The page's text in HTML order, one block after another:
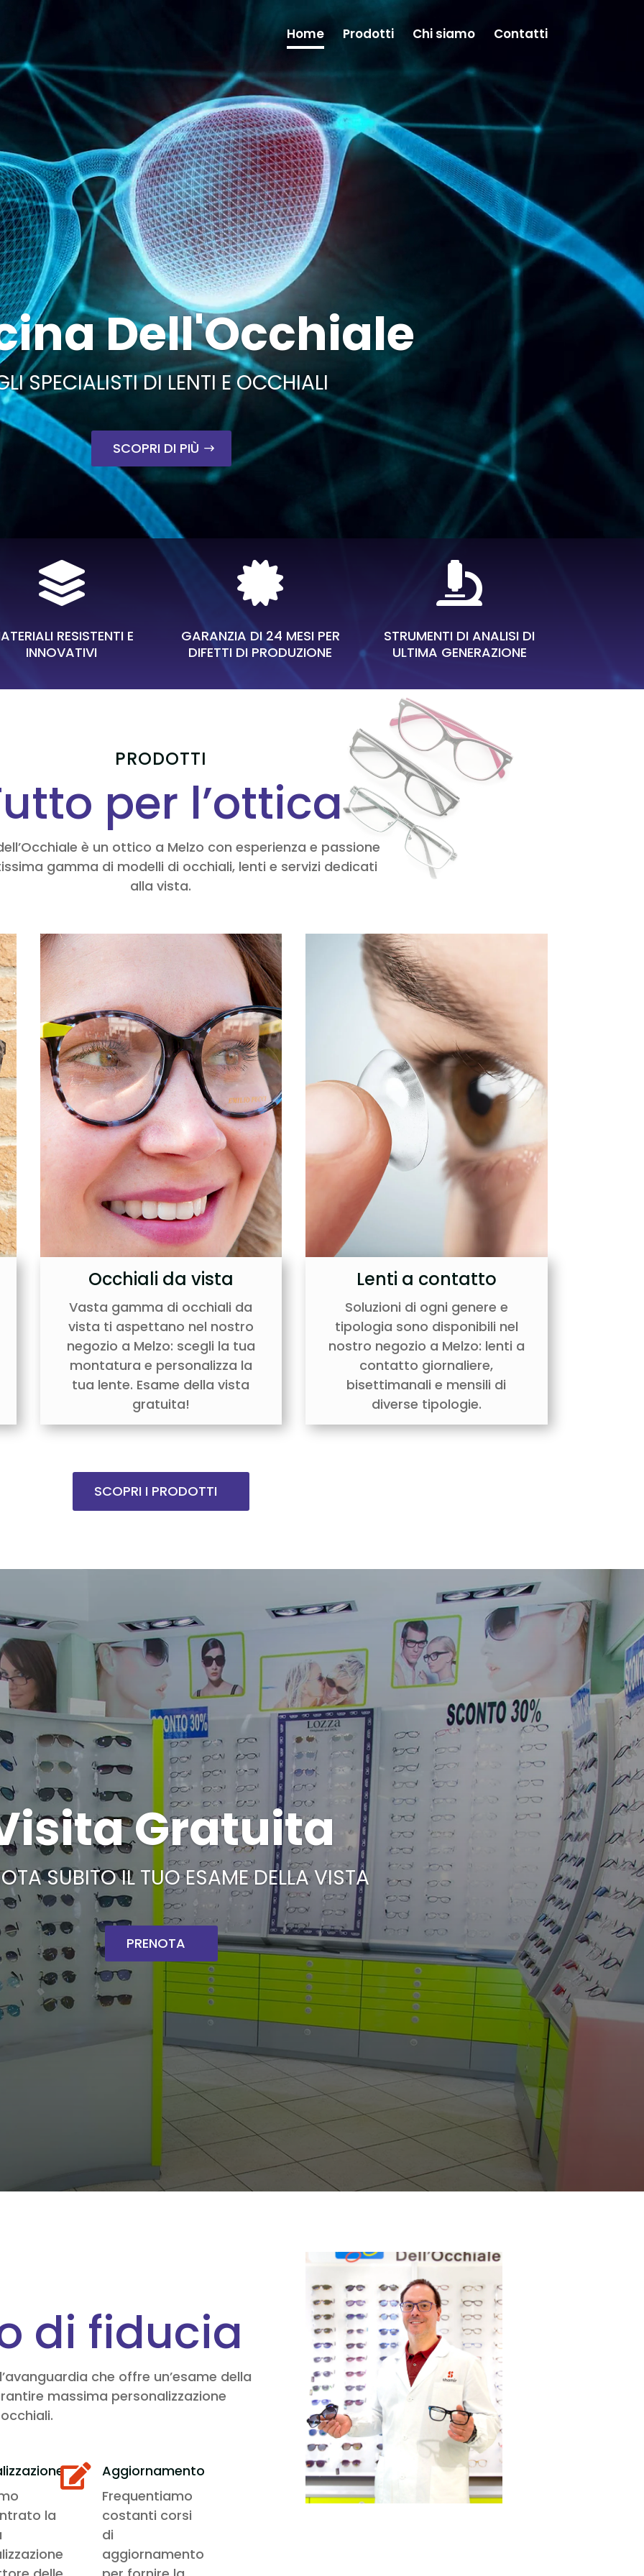
Home Prodotti Chi siamo Contatti
Dell'Occhiale
SPECIALISTI DI LENTI E OCCHIALI
SCOPRI DI PIÙ

RESISTENTI E
INNOVATIVI

GARANZIA DI 24 MESI PER
DIFETTI DI PRODUZIONE

STRUMENTI DI ANALISI DI
ULTIMA GENERAZIONE
PRODOTTI
per l’ottica
è un ottico a Melzo con esperienza e passione
gamma di modelli di occhiali, lenti e servizi dedicati
alla vista.
Occhiali da vista
Vasta gamma di occhiali da
vista ti aspettano nel nostro
negozio a Melzo: scegli la tua
montatura e personalizza la
tua lente. Esame della vista
gratuita!
Lenti a contatto
Soluzioni di ogni genere e
tipologia sono disponibili nel
nostro negozio a Melzo: lenti a
contatto giornaliere,
bisettimanali e mensili di
diverse tipologie.
SCOPRI I PRODOTTI
Gratuita
SUBITO IL TUO ESAME DELLA VISTA
PRENOTA
di fiducia
che offre un’esame della
massima personalizzazione
la

Aggiornamento
Frequentiamo
costanti corsi
di
aggiornamento